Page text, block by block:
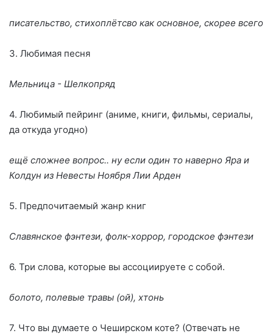
писательство, стихоплëтсво как основное, скорее всего
3. Любимая песня
Мельница - Шелкопряд
4. Любимый пейринг (аниме, книги, фильмы, сериалы,
да откуда угодно)
ещë сложнее вопрос.. ну если один то наверно Яра и
Колдун из Невесты Ноября Лии Арден
5. Предпочитаемый жанр книг
Славянское фэнтези, фолк-хоррор, городское фэнтези
6. Три слова, которые вы ассоциируете с собой.
болото, полевые травы (ой), хтонь
7. Что вы думаете о Чеширском коте? (Отвечать не